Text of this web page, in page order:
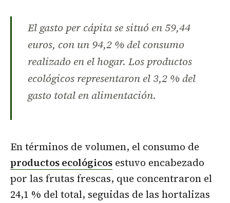
El gasto per cápita se situó en 59,44
euros, con un 94,2 % del consumo
realizado en el hogar. Los productos
ecológicos representaron el 3,2 % del
gasto total en alimentación.
En términos de volumen, el consumo de
productos ecológicos estuvo encabezado
por las frutas frescas, que concentraron el
24,1 % del total, seguidas de las hortalizas